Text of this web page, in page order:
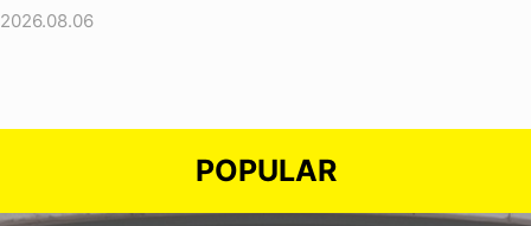
2026.08.06
POPULAR